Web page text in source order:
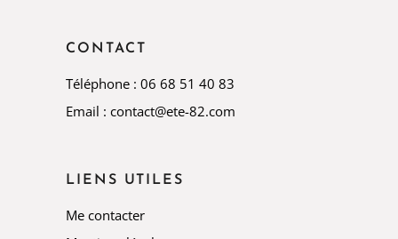
CONTACT
Téléphone : 06 68 51 40 83
Email : contact@ete-82.com
LIENS UTILES
Me contacter